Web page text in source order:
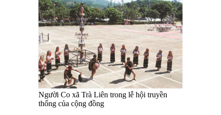
Người Co xã Trà Liên trong lễ hội truyền
thống của cộng đồng